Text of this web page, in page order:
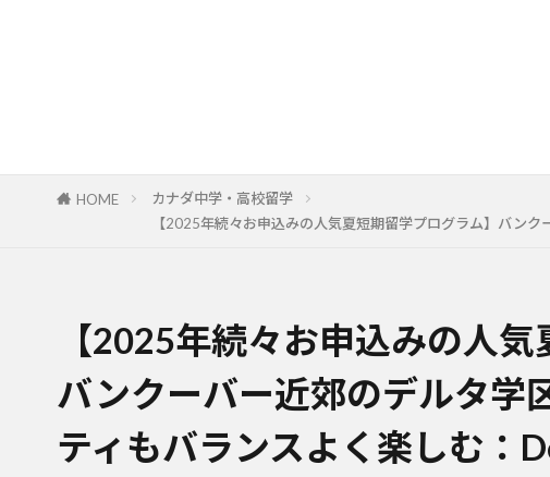
HOME
カナダ中学・高校留学
【2025年続々お申込みの人気夏短期留学プログラム】バン
【2025年続々お申込みの人気
バンクーバー近郊のデルタ学
ティもバランスよく楽しむ：